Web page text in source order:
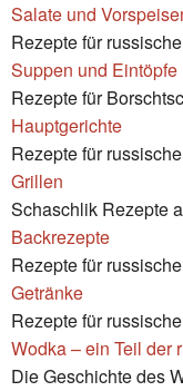
Salate und
Rezepte für
Suppen und Eintöpfe
Rezepte für
Hauptgerichte
Rezepte für
Grillen
Schaschlik Rezepte
Backrezepte
Rezepte für
Getränke
Rezepte für
Wodka – ein Teil der
Die Geschichte des